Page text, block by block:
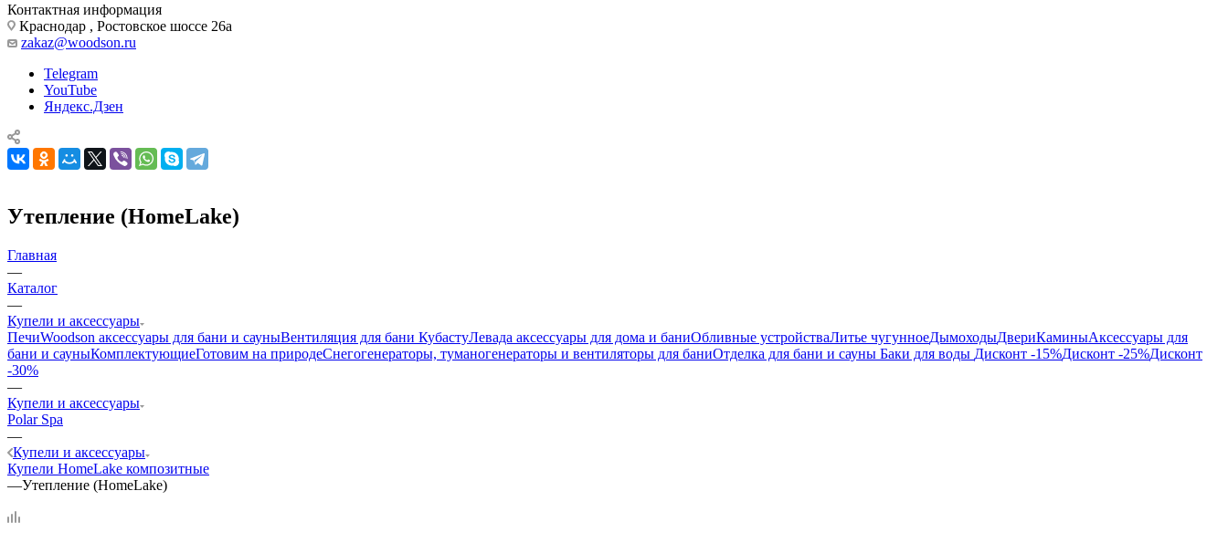
Контактная информация
Краснодар , Ростовское шоссе 26а
zakaz@woodson.ru
Telegram
YouTube
Яндекс.Дзен
Утепление (HomeLake)
Главная
—
Каталог
—
Купели и аксессуары
ПечиWoodson аксессуары для бани и сауныВентиляция для бани КубастуЛевада аксессуары для дома и баниОбливные устройстваЛитье чугунноеДымоходыДвериКаминыАксессуары для
бани и сауныКомплектующиеГотовим на природеСнегогенераторы, туманогенераторы и вентиляторы для баниОтделка для бани и сауны Баки для воды Дисконт -15%Дисконт -25%Дисконт
-30%
—
Купели и аксессуары
Polar Spa
—
Купели и аксессуары
Купели HomeLake композитные
—Утепление (HomeLake)